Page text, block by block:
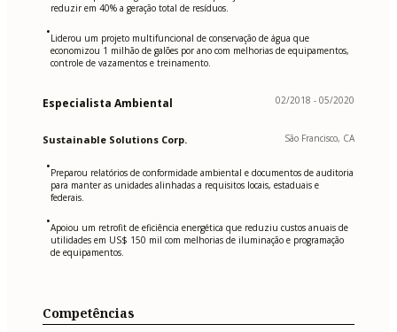
reduzir em 40% a geração total de resíduos.
•Liderou um projeto multifuncional de conservação de água que
economizou 1 milhão de galões por ano com melhorias de equipamentos,
controle de vazamentos e treinamento.
Especialista Ambiental 02/2018 - 05/2020
Sustainable Solutions Corp. São Francisco, CA
•Preparou relatórios de conformidade ambiental e documentos de auditoria
para manter as unidades alinhadas a requisitos locais, estaduais e
federais.
•Apoiou um retrofit de eficiência energética que reduziu custos anuais de
utilidades em US$ 150 mil com melhorias de iluminação e programação
de equipamentos.
Competências